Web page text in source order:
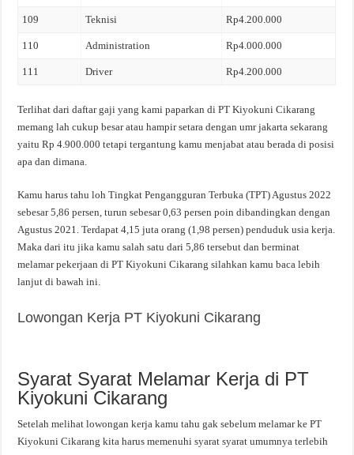
109 Teknisi Rp4.200.000
110 Administration Rp4.000.000
111 Driver Rp4.200.000
Terlihat dari daftar gaji yang kami paparkan di PT Kiyokuni Cikarang
memang lah cukup besar atau hampir setara dengan umr jakarta sekarang
yaitu Rp 4.900.000 tetapi tergantung kamu menjabat atau berada di posisi
apa dan dimana.
Kamu harus tahu loh Tingkat Pengangguran Terbuka (TPT) Agustus 2022
sebesar 5,86 persen, turun sebesar 0,63 persen poin dibandingkan dengan
Agustus 2021. Terdapat 4,15 juta orang (1,98 persen) penduduk usia kerja.
Maka dari itu jika kamu salah satu dari 5,86 tersebut dan berminat
melamar pekerjaan di PT Kiyokuni Cikarang silahkan kamu baca lebih
lanjut di bawah ini.
Lowongan Kerja PT Kiyokuni Cikarang
Syarat Syarat Melamar Kerja di PT
Kiyokuni Cikarang
Setelah melihat lowongan kerja kamu tahu gak sebelum melamar ke PT
Kiyokuni Cikarang kita harus memenuhi syarat syarat umumnya terlebih